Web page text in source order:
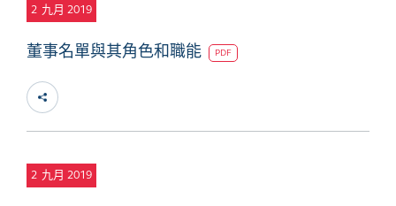
2 九月 2019
董事名單與其角色和職能 PDF
2 九月 2019